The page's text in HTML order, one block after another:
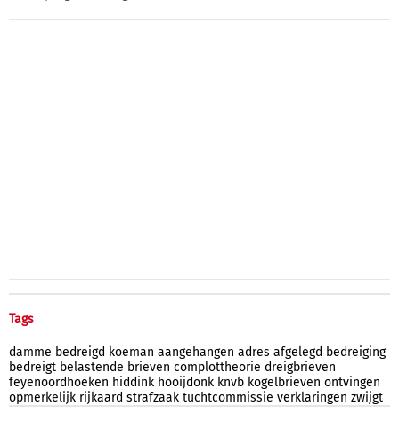
Tags
damme bedreigd koeman aangehangen adres afgelegd bedreiging
bedreigt belastende brieven complottheorie dreigbrieven
feyenoordhoeken hiddink hooijdonk knvb kogelbrieven ontvingen
opmerkelijk rijkaard strafzaak tuchtcommissie verklaringen zwijgt